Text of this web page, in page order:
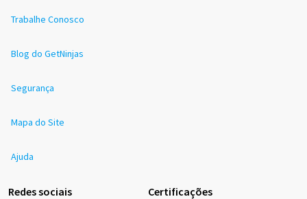
Trabalhe Conosco
Blog do GetNinjas
Segurança
Mapa do Site
Ajuda
Redes sociais Certificações